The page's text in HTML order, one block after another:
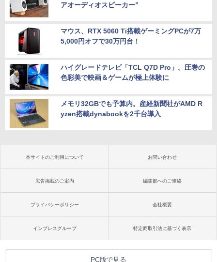
アオーディオスピーカー”
マウス、RTX 5060 Ti搭載ゲーミングPCが7万
5,000円オフで30万円台！
ハイグレードテレビ「TCL Q7D Pro」。圧巻の
色彩美で映画＆ゲームが極上体験に
メモリ32GBでも予算内。産経新聞社がAMD R
yzen搭載dynabookを2千台導入
本サイトのご利用について お問い合わせ
広告掲載のご案内 編集部へのご連絡
プライバシーポリシー 会社概要
インプレスグループ 特定商取引法に基づく表示
PC版で見る